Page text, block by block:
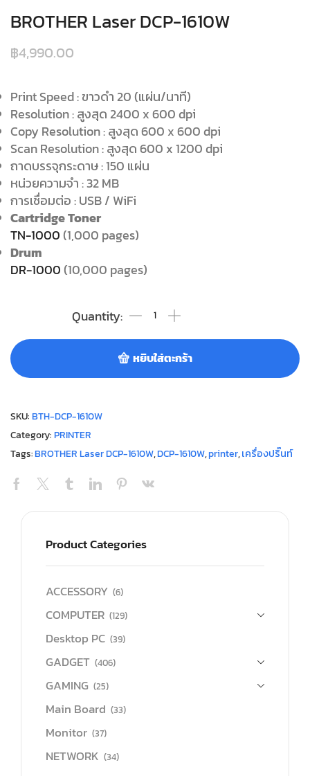
BROTHER Laser DCP-1610W
฿4,990.00
Print Speed : ขาวดำ 20 (แผ่น/นาที)
Resolution : สูงสุด 2400 x 600 dpi
Copy Resolution : สูงสุด 600 x 600 dpi
Scan Resolution : สูงสุด 600 x 1200 dpi
ถาดบรรจุกระดาษ : 150 แผ่น
หน่วยความจำ : 32 MB
การเชื่อมต่อ : USB / WiFi
Cartridge Toner
TN-1000(1,000 pages)
Drum
DR-1000(10,000 pages)
หยิบใส่ตะกร้า
SKU:BTH-DCP-1610W
Category:PRINTER
Tags:BROTHER Laser DCP-1610W,DCP-1610W,printer,เครื่องปริ๊นท์
Product Categories
ACCESSORY (6)
COMPUTER (129)
Desktop PC (39)
GADGET (406)
GAMING (25)
Main Board (33)
Monitor (37)
NETWORK (34)